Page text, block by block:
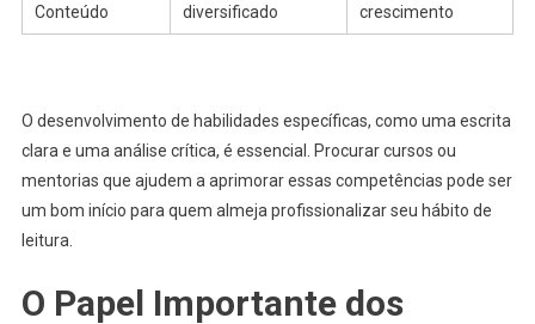
Conteúdo
diversificado
crescimento
O desenvolvimento de habilidades específicas, como uma escrita
clara e uma análise crítica, é essencial. Procurar cursos ou
mentorias que ajudem a aprimorar essas competências pode ser
um bom início para quem almeja profissionalizar seu hábito de
leitura.
O Papel Importante dos